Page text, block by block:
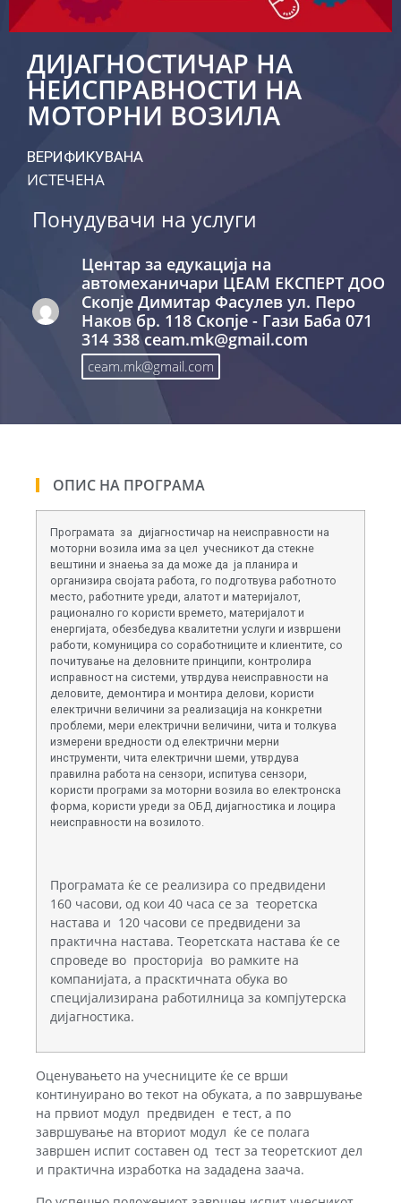
ДИЈАГНОСТИЧАР НА
НЕИСПРАВНОСТИ НА
МОТОРНИ ВОЗИЛА
ВЕРИФИКУВАНА
ИСТЕЧЕНА
Понудувачи на услуги
Центар за едукација на
автомеханичари ЦЕАМ ЕКСПЕРТ ДОО
Скопје Димитар Фасулев ул. Перо
Наков бр. 118 Скопје - Гази Баба 071
314 338 ceam.mk@gmail.com
ceam.mk@gmail.com
ОПИС НА ПРОГРАМА
Програмата за дијагностичар на неисправности на
моторни возила има за цел учесникот да стекне
вештини и знаења за да може да ја планира и
организира својата работа, го подготвува работното
место, работните уреди, алатот и материјалот,
рационално го користи времето, материјалот и
енергијата, обезбедува квалитетни услуги и извршени
работи, комуницира со соработниците и клиентите, со
почитување на деловните принципи, контролира
исправност на системи, утврдува неисправности на
деловите, демонтира и монтира делови, користи
електрични величини за реализација на конкретни
проблеми, мери електрични величини, чита и толкува
измерени вредности од електрични мерни
инструменти, чита електрични шеми, утврдува
правилна работа на сензори, испитува сензори,
користи програми за моторни возила во електронска
форма, користи уреди за ОБД дијагностика и лоцира
неисправности на возилото.
Програмата ќе се реализира со предвидени
160 часови, од кои 40 часа се за теоретска
настава и 120 часови се предвидени за
практична настава. Теоретската настава ќе се
спроведе во просторија во рамките на
компанијата, а прасктичната обука во
специјализирана работилница за компјутерска
дијагностика.
Оценувањето на учесниците ќе се врши
континуирано во текот на обуката, а по завршување
на првиот модул предвиден е тест, а по
завршување на вториот модул ќе се полага
завршен испит составен од тест за теоретскиот дел
и практична изработка на зададена заача.